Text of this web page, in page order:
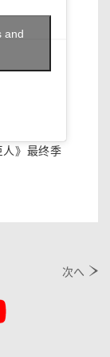
and
》最终季
次へ